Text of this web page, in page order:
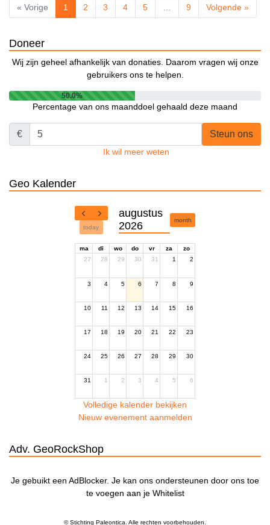
« Vorige 1 2 3 4 5 … 9 Volgende »
Doneer
Wij zijn geheel afhankelijk van donaties. Daarom vragen wij onze
gebruikers ons te helpen.
50.0%
Percentage van ons maanddoel gehaald deze maand
€ Steun ons
Ik wil meer weten
Geo Kalender
today
augustus
2026
month
ma di wo do vr za
zo
27
28 29 30 31 1 2
3 4 5 6 7 8 9
10 11 12 13 14 15 16
17 18 19 20 21 22 23
24 25 26 27 28 29 30
31 1 2 3 4 5 6
Volledige kalender bekijken
Nieuw evenement aanmelden
Adv. GeoRockShop
Je gebuikt een AdBlocker. Je kan ons ondersteunen door ons toe
te voegen aan je Whitelist
© Stichting Paleontica. Alle rechten voorbehouden.